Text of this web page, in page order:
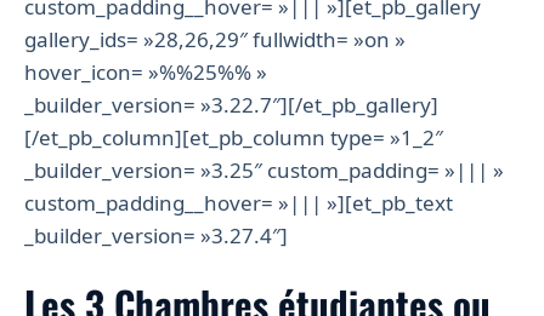
custom_padding__hover= »||| »][et_pb_gallery
gallery_ids= »28,26,29″ fullwidth= »on »
hover_icon= »%%25%% »
_builder_version= »3.22.7″][/et_pb_gallery]
[/et_pb_column][et_pb_column type= »1_2″
_builder_version= »3.25″ custom_padding= »||| »
custom_padding__hover= »||| »][et_pb_text
_builder_version= »3.27.4″]
Les 3 Chambres étudiantes ou